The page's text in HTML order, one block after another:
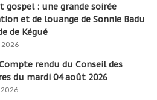
gospel : une grande soirée
et de louange de Sonnie Badu
de Kégué
2026
rendu du Conseil des
du mardi 04 août 2026